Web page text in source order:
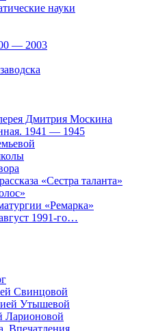
науки
— 2003
Дмитрия Москина
1941 — 1945
«Сестра таланта»
«Ремарка»
1991-го…
Свинцовой
Утышевой
Ларионовой